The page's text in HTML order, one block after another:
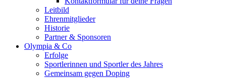
Leitbild
Ehrenmitglieder
Historie
Partner & Sponsoren
Olympia & Co
Erfolge
Sportlerinnen und Sportler des Jahres
Gemeinsam gegen Doping